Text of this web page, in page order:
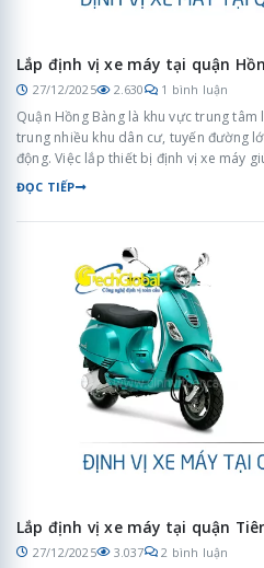
Lắp định vị xe máy tại quận
27/12/2025 2.630 1 bình luận
Quận Hồng Bàng là khu vực trung
trung nhiều khu dân cư, tuyến đường
động. Việc lắp thiết bị định vị xe máy
phương tiện, nâng cao an toàn và
đô thị đông đúc.
ĐỌC TIẾP
Lắp định vị xe máy tại quận
27/12/2025 3.037 2 bình luận